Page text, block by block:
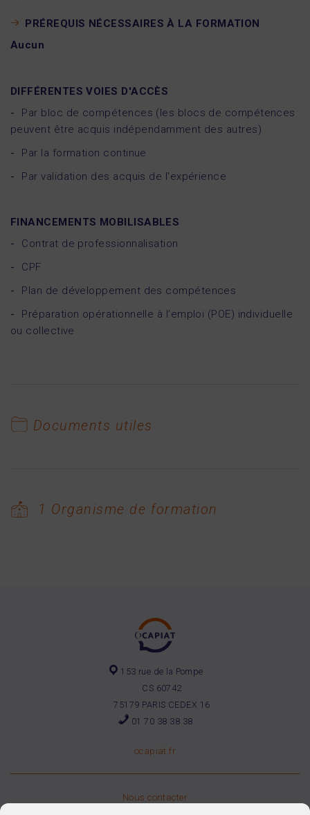
PRÉREQUIS NÉCESSAIRES À LA FORMATION
Aucun
DIFFÉRENTES VOIES D'ACCÈS
Par bloc de compétences (les blocs de compétences
peuvent être acquis indépendamment des autres)
Par la formation continue
Par validation des acquis de l'expérience
FINANCEMENTS MOBILISABLES
Contrat de professionnalisation
CPF
Plan de développement des compétences
Préparation opérationnelle à l’emploi (POE) individuelle
ou collective
Documents utiles
1 Organisme de formation
153 rue de la Pompe
CS 60742
75179 PARIS CEDEX 16
01 70 38 38 38
ocapiat.fr
Nous contacter